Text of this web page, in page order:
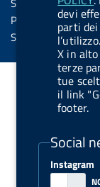
devi
parti
X in
terze
tue
il link
footer.
Social
Instagram
.
i
n
s
t
a
r
a
Privacy
Servizi Online